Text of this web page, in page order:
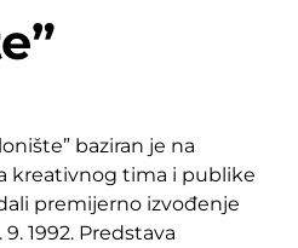
baziran je na
kreativnog tima i publike
premijerno izvođenje
1992. Predstava